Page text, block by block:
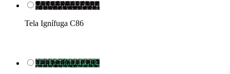
Tela Ignífuga C86
Tela Ignífuga C86
Tela Ignífuga C88